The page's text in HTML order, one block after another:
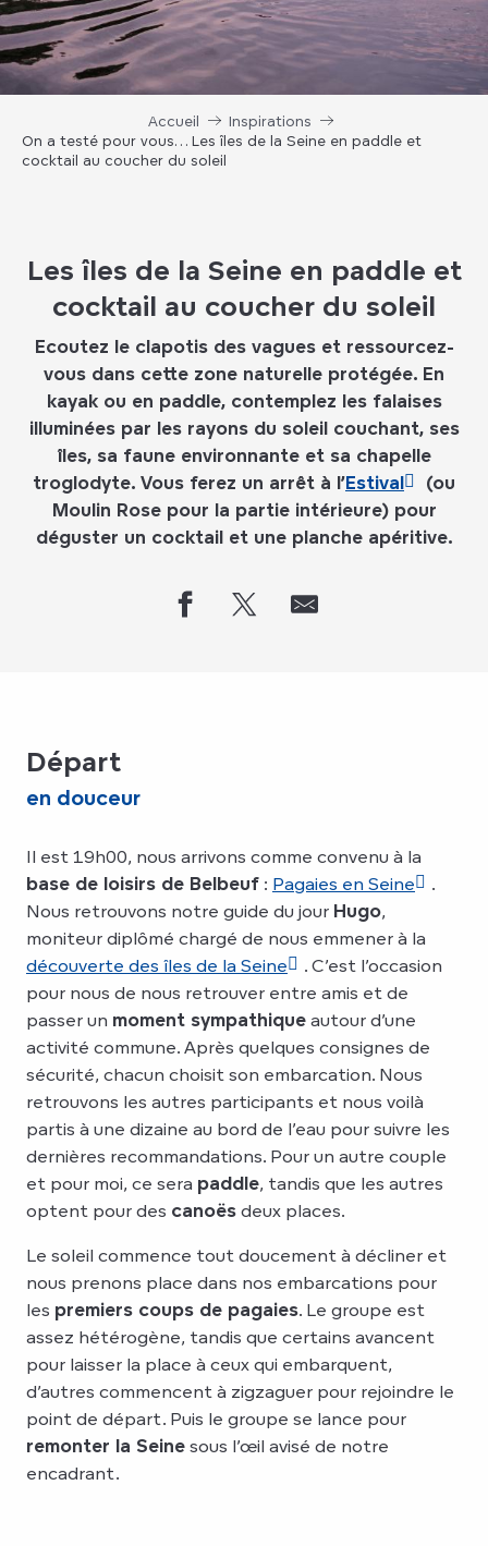
Accueil
Inspirations
On a testé pour vous… Les îles de la Seine en paddle et
cocktail au coucher du soleil
Les îles de la Seine en paddle et
cocktail au coucher du soleil
Ecoutez le clapotis des vagues et ressourcez-
vous dans cette zone naturelle protégée. En
kayak ou en paddle, contemplez les falaises
illuminées par les rayons du soleil couchant, ses
îles, sa faune environnante et sa chapelle
troglodyte. Vous ferez un arrêt à l’Estival
(ou
Moulin Rose pour la partie intérieure) pour
déguster un cocktail et une planche apéritive.
Départ
en douceur
Il est 19h00, nous arrivons comme convenu à la
base de loisirs de Belbeuf : Pagaies en Seine
.
Nous retrouvons notre guide du jour Hugo,
moniteur diplômé chargé de nous emmener à la
découverte des îles de la Seine
. C’est l’occasion
pour nous de nous retrouver entre amis et de
passer un moment sympathique autour d’une
activité commune. Après quelques consignes de
sécurité, chacun choisit son embarcation. Nous
retrouvons les autres participants et nous voilà
partis à une dizaine au bord de l’eau pour suivre les
dernières recommandations. Pour un autre couple
et pour moi, ce sera paddle, tandis que les autres
optent pour des canoës deux places.
Le soleil commence tout doucement à décliner et
nous prenons place dans nos embarcations pour
les premiers coups de pagaies. Le groupe est
assez hétérogène, tandis que certains avancent
pour laisser la place à ceux qui embarquent,
d’autres commencent à zigzaguer pour rejoindre le
point de départ. Puis le groupe se lance pour
remonter la Seine sous l’œil avisé de notre
encadrant.